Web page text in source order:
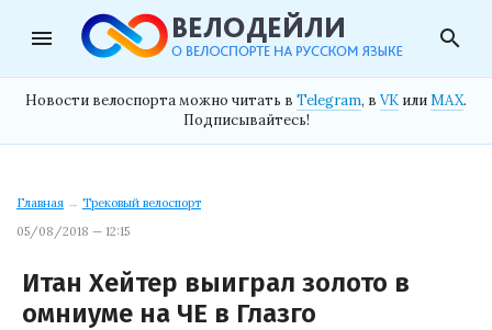
menu search
Новости велоспорта можно читать в Telegram, в VK илиMAX.
Подписывайтесь!
Главная → Трековый велоспорт
05/08/2018 — 12:15
Итан Хейтер выиграл золото в
омниуме на ЧЕ в Глазго